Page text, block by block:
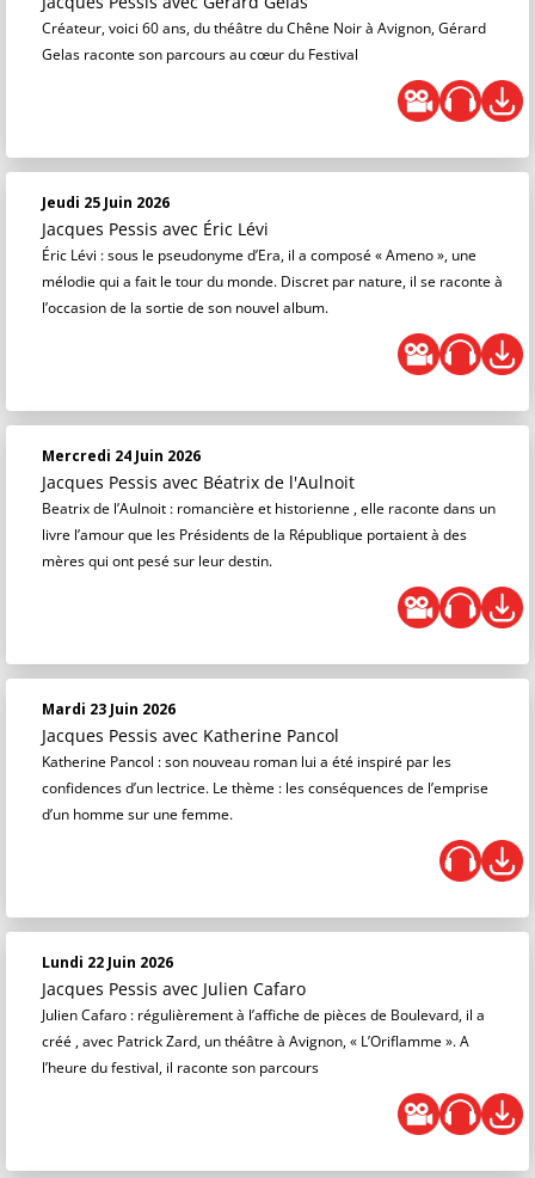
Créateur, voici 60 ans, du théâtre du Chêne Noir à Avignon, Gérard
Gelas raconte son parcours au cœur du Festival
Jeudi 25 Juin 2026
Jacques Pessis avec Éric Lévi
Éric Lévi : sous le pseudonyme d’Era, il a composé « Ameno », une
mélodie qui a fait le tour du monde. Discret par nature, il se raconte à
l’occasion de la sortie de son nouvel album.
Mercredi 24 Juin 2026
Jacques Pessis avec Béatrix de l'Aulnoit
Beatrix de l’Aulnoit : romancière et historienne , elle raconte dans un
livre l’amour que les Présidents de la République portaient à des
mères qui ont pesé sur leur destin.
Mardi 23 Juin 2026
Jacques Pessis avec Katherine Pancol
Katherine Pancol : son nouveau roman lui a été inspiré par les
confidences d’un lectrice. Le thème : les conséquences de l’emprise
d’un homme sur une femme.
Lundi 22 Juin 2026
Jacques Pessis avec Julien Cafaro
Julien Cafaro : régulièrement à l’affiche de pièces de Boulevard, il a
créé , avec Patrick Zard, un théâtre à Avignon, « L’Oriflamme ». A
l’heure du festival, il raconte son parcours